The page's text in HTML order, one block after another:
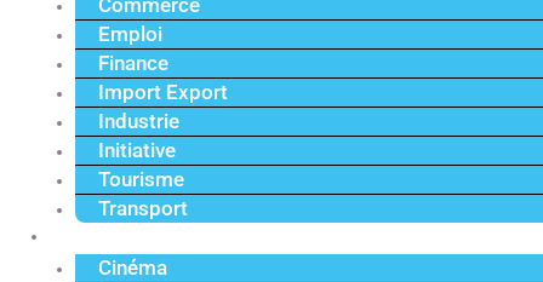
Commerce
Emploi
Finance
Import Export
Industrie
Initiative
Tourisme
Transport
Cinéma